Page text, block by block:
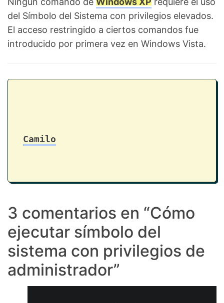
del Símbolo del Sistema con privilegios elevados.
El acceso restringido a ciertos comandos fue
introducido por primera vez en Windows Vista.
Camilo
3 comentarios en “Cómo
ejecutar símbolo del
sistema con privilegios de
administrador”